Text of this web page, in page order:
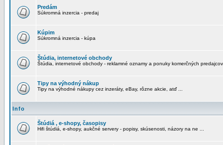
Predám
Súkromná inzercia - predaj
Kúpim
Súkromná inzercia - kúpa
Štúdia, internetové obchody
Štúdia, internetové obchody - reklamné oznamy a ponuky komerčných predajcov
Tipy na výhodný nákup
Tipy na výhodné nákupy cez inzeráty, eBay, rôzne akcie, atď ...
Info
Štúdiá , e-shopy, časopisy
Hifi štúdiá, e-shopy, aukčné servery - popisy, skúsenosti, názory na ne ...